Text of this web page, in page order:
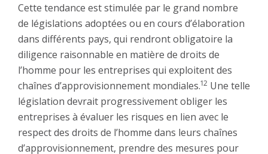
Cette tendance est stimulée par le grand nombre
de législations adoptées ou en cours d’élaboration
dans différents pays, qui rendront obligatoire la
diligence raisonnable en matière de droits de
l’homme pour les entreprises qui exploitent des
chaînes d’approvisionnement mondiales.12 Une telle
législation devrait progressivement obliger les
entreprises à évaluer les risques en lien avec le
respect des droits de l’homme dans leurs chaînes
d’approvisionnement, prendre des mesures pour